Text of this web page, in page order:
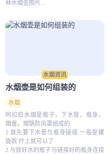
林水烟壶图片...
水烟资讯
水烟壶是如何组装的
水烟
阿拉伯水烟是瓶子，下水管，瓶身，
烟盘，烟锅防风罩组成的
1.首先要下水管与瓶身链接.一般是螺
旋款 拧上就可以了
2.与放好水的瓶子与链接好的瓶身连接